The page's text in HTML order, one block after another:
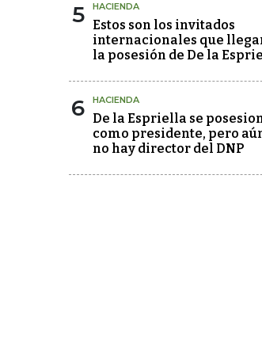
5 HACIENDA
Estos son los invitados
internacionales que
la posesión de De la
6 HACIENDA
De la Espriella se
como presidente, pero
no hay director del DNP